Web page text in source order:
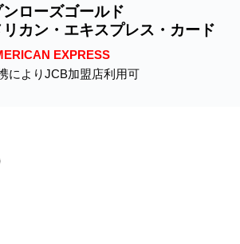
ンローズゴールド
リカン・エキスプレス・カード
EXPRESS
によりJCB加盟店利用可